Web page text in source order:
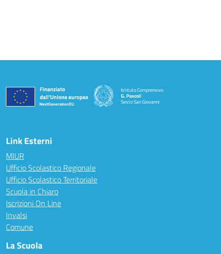
Istituto Comprensivo
G. Pascoli
Sesto San Giovanni
Link Esterni
MIUR
Ufficio Scolastico Regionale
Ufficio Scolastico Territoriale
Scuola in Chiaro
Iscrizioni On Line
Invalsi
Comune
La Scuola